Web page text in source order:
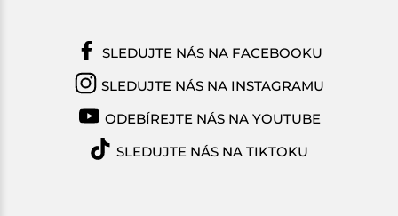
SLEDUJTE NÁS NA FACEBOOKU
SLEDUJTE NÁS NA INSTAGRAMU
ODEBÍREJTE NÁS NA YOUTUBE
SLEDUJTE NÁS NA TIKTOKU